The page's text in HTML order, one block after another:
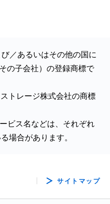
／あるいはその他の国に
の子会社）の登録商標で
トレージ株式会社の商標
ビス名などは、それぞれ
場合があります。
サイトマップ